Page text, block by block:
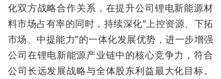
化双方战略合作关系，在提升公司锂电新能源材
料市场占有率的同时，持续深化“上控资源、下拓
市场、中提能力”的一体化发展优势，进一步增强
公司在锂电新能源产业链中的核心竞争力，符合
公司长远发展战略与全体股东利益最大化目标。